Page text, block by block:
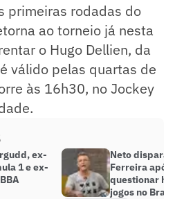
primeiras rodadas do
ao torneio já nesta
o Hugo Dellien, da
válido pelas quartas de
às 16h30, no Jockey
ex-
1 e ex-
Neto dispara
Ferreira após
questionar
jogos no Brasil